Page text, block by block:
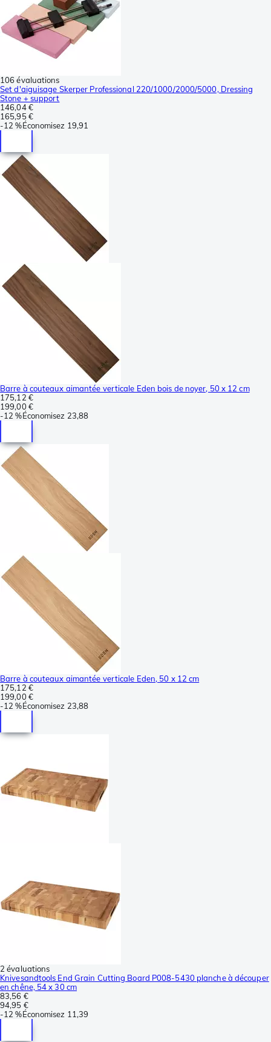
106 évaluations
Set d'aiguisage Skerper Professional 220/1000/2000/5000, Dressing
Stone + support
146,04 €
165,95 €
-12 %Économisez 19,91
Barre à couteaux aimantée verticale Eden bois de noyer, 50 x 12 cm
175,12 €
199,00 €
-12 %Économisez 23,88
Barre à couteaux aimantée verticale Eden, 50 x 12 cm
175,12 €
199,00 €
-12 %Économisez 23,88
2 évaluations
Knivesandtools End Grain Cutting Board P008-5430 planche à découper
en chêne, 54 x 30 cm
83,56 €
94,95 €
-12 %Économisez 11,39